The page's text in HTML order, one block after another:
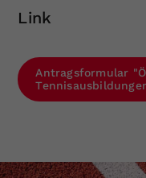
Link
Antragsformular